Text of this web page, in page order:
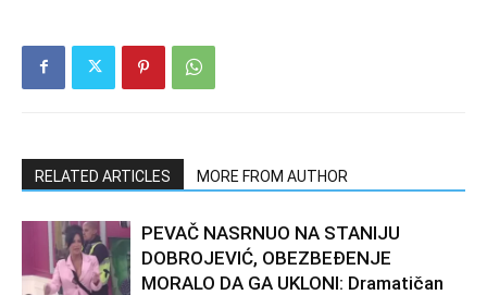
RELATED ARTICLES MORE FROM AUTHOR
PEVAČ NASRNUO NA STANIJU
DOBROJEVIĆ, OBEZBEĐENJE
MORALO DA GA UKLONI: Dramatičan